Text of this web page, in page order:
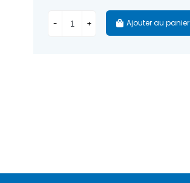
- + Ajouter au panier